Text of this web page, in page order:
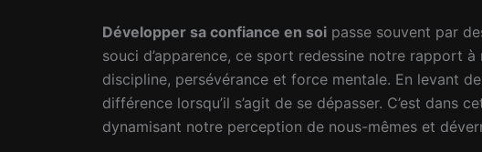
Développer sa confiance en soi passe souvent par
souci d’apparence, ce sport redessine notre rapport
discipline, persévérance et force mentale. En levant
différence lorsqu’il s’agit de se dépasser. C’est
dynamisant notre perception de nous-mêmes et